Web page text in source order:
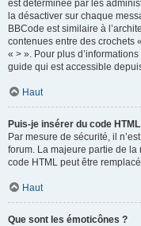
est déterminée par les
la désactiver sur chaque
BBCode est similaire à
contenues entre des crochets
« > ». Pour plus
guide qui est accessible
Haut
Puis-je insérer du code
Par mesure de sécurité, il
forum. La majeure partie de
code HTML peut être
Haut
Que sont les émoticônes ?